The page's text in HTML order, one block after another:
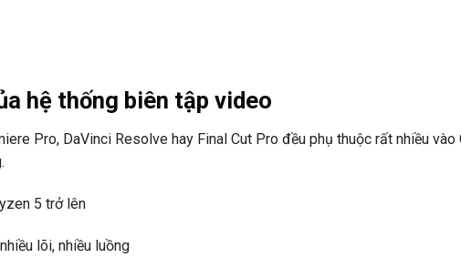
hệ thống biên tập video
Pro, DaVinci Resolve hay Final Cut Pro đều phụ thuộc rất nhiều vào
5 trở lên
lõi, nhiều luồng